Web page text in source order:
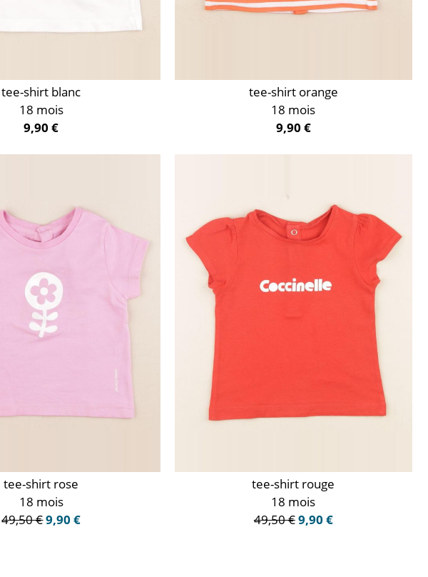
tee-shirt blanc
18 mois
9,90 €
tee-shirt orange
18 mois
9,90 €
tee-shirt rose
18 mois
49,50 €9,90 €
tee-shirt rouge
18 mois
49,50 €9,90 €